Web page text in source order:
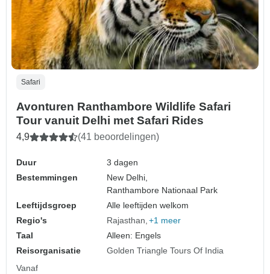
Safari
Avonturen Ranthambore Wildlife Safari
Tour vanuit Delhi met Safari Rides
4,9 (41 beoordelingen)
Duur
3 dagen
Bestemmingen
New Delhi,
Ranthambore Nationaal Park
Leeftijdsgroep
Alle leeftijden welkom
Regio's
Rajasthan +1 meer
Taal
Alleen: Engels
Reisorganisatie
Golden Triangle Tours Of India
Vanaf